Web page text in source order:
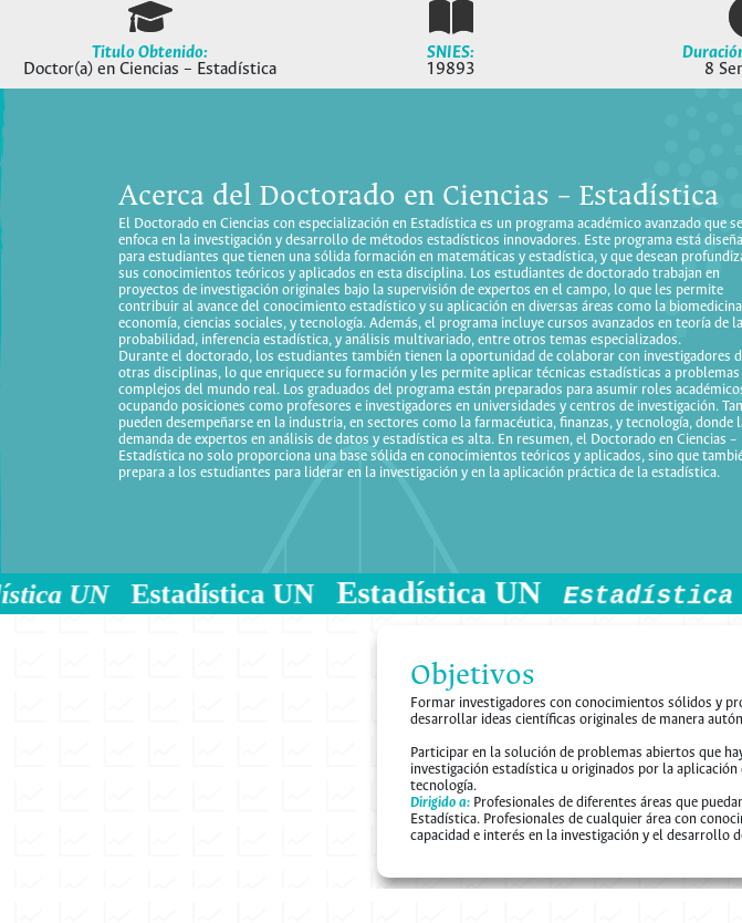
Titulo Obtenido:
Doctor(a) en Ciencias – Estadística
SNIES:
19893
8
Acerca del Doctorado en Ciencias – Estadística
El Doctorado en Ciencias con especialización en Estadística es un programa académico avanzado que se
enfoca en la investigación y desarrollo de métodos estadísticos innovadores. Este programa está
para estudiantes que tienen una sólida formación en matemáticas y estadística, y que desean
sus conocimientos teóricos y aplicados en esta disciplina. Los estudiantes de doctorado trabajan en
proyectos de investigación originales bajo la supervisión de expertos en el campo, lo que les permite
contribuir al avance del conocimiento estadístico y su aplicación en diversas áreas como la
economía, ciencias sociales, y tecnología. Además, el programa incluye cursos avanzados en teoría de la
probabilidad, inferencia estadística, y análisis multivariado, entre otros temas especializados.
Durante el doctorado, los estudiantes también tienen la oportunidad de colaborar con investigadores
otras disciplinas, lo que enriquece su formación y les permite aplicar técnicas estadísticas a problemas
complejos del mundo real. Los graduados del programa están preparados para asumir roles
ocupando posiciones como profesores e investigadores en universidades y centros de investigación.
pueden desempeñarse en la industria, en sectores como la farmacéutica, finanzas, y tecnología, donde
demanda de expertos en análisis de datos y estadística es alta. En resumen, el Doctorado en Ciencias –
Estadística no solo proporciona una base sólida en conocimientos teóricos y aplicados, sino que
prepara a los estudiantes para liderar en la investigación y en la aplicación práctica de la estadística.
UN Estadística UN Estadística UN
Objetivos
Formar investigadores con conocimientos sólidos y
desarrollar ideas científicas originales de manera
Participar en la solución de problemas abiertos que
investigación estadística u originados por la
tecnología.
Dirigido a: Profesionales de diferentes áreas que
Estadística. Profesionales de cualquier área con
capacidad e interés en la investigación y el desarrollo